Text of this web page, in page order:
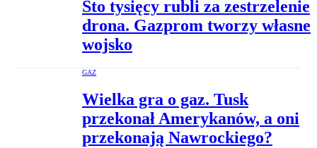
Sto tysięcy rubli za zestrzelenie
drona. Gazprom tworzy własne
wojsko
GAZ
Wielka gra o gaz. Tusk
przekonał Amerykanów, a oni
przekonają Nawrockiego?